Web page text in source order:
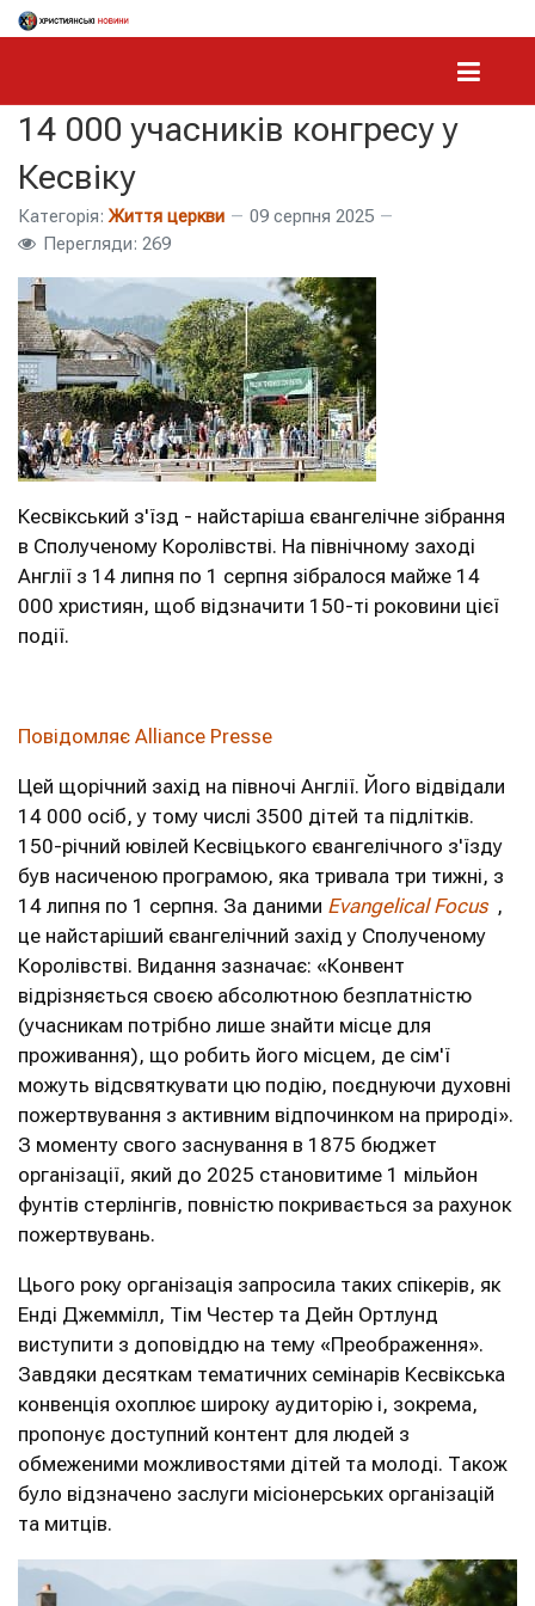
14 000 учасників конгресу у
Кесвіку
Категорія: Життя церкви
09 серпня 2025
Перегляди: 269
Кесвікський з'їзд - найстаріша євангелічне зібрання
в Сполученому Королівстві. На північному заході
Англії з 14 липня по 1 серпня зібралося майже 14
000 християн, щоб відзначити 150-ті роковини цієї
події.
Повідомляє Alliance Presse
Цей щорічний захід на півночі Англії. Його відвідали
14 000 осіб, у тому числі 3500 дітей та підлітків.
150-річний ювілей Кесвіцького євангелічного з'їзду
був насиченою програмою, яка тривала три тижні, з
14 липня по 1 серпня. За даними Evangelical Focus,
це найстаріший євангелічний захід у Сполученому
Королівстві. Видання зазначає: «Конвент
відрізняється своєю абсолютною безплатністю
(учасникам потрібно лише знайти місце для
проживання), що робить його місцем, де сім'ї
можуть відсвяткувати цю подію, поєднуючи духовні
пожертвування з активним відпочинком на природі».
З моменту свого заснування в 1875 бюджет
організації, який до 2025 становитиме 1 мільйон
фунтів стерлінгів, повністю покривається за рахунок
пожертвувань.
Цього року організація запросила таких спікерів, як
Енді Джеммілл, Тім Честер та Дейн Ортлунд
виступити з доповіддю на тему «Преображення».
Завдяки десяткам тематичних семінарів Кесвікська
конвенція охоплює широку аудиторію і, зокрема,
пропонує доступний контент для людей з
обмеженими можливостями дітей та молоді. Також
було відзначено заслуги місіонерських організацій
та митців.